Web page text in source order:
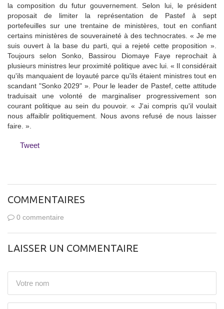
la composition du futur gouvernement. Selon lui, le président
proposait de limiter la représentation de Pastef à sept
portefeuilles sur une trentaine de ministères, tout en confiant
certains ministères de souveraineté à des technocrates. « Je me
suis ouvert à la base du parti, qui a rejeté cette proposition ».
Toujours selon Sonko, Bassirou Diomaye Faye reprochait à
plusieurs ministres leur proximité politique avec lui. « Il considérait
qu'ils manquaient de loyauté parce qu'ils étaient ministres tout en
scandant "Sonko 2029" ». Pour le leader de Pastef, cette attitude
traduisait une volonté de marginaliser progressivement son
courant politique au sein du pouvoir. « J'ai compris qu'il voulait
nous affaiblir politiquement. Nous avons refusé de nous laisser
faire. ».
Tweet
COMMENTAIRES
0 commentaire
LAISSER UN COMMENTAIRE